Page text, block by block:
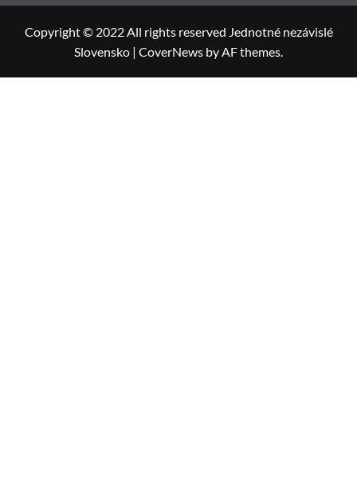
Copyright © 2022 All rights reserved Jednotné nezávislé
Slovensko | CoverNews by AF themes.